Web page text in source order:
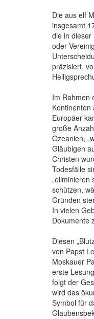
Die aus elf
insgesamt
die in dieser
oder
präzisiert,
Im Rahmen
Kontinenten
Europäer
große
Ozeanien,
Gläubigen
Christen
Todesfälle
„eliminieren
schützen,
Gründen
In vielen
Dokumente
Diesen
von Papst
Moskauer
erste
folgt der
wird das
Symbol für